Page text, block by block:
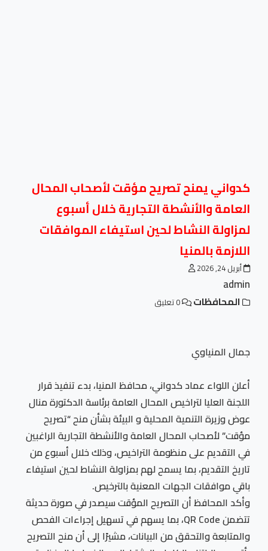
كدواني يمنح تصريح مؤقت لأصحاب المحال
العامة والأنشطة التجارية خلال أسبوع
لمزاولة النشاط لحين استيفاء الموافقات
اللازمة بالمنيا
أبريل 24, 2026
admin
المحافظات
جمال المنياوي
أعلن اللواء عماد كدواني، محافظ المنيا، بدء تنفيذ قرار
اللجنة العليا لتراخيص المحال العامة برئاسة الدكتورة منال
عوض وزيرة التنمية المحلية و البيئة بشأن منح “تصريح
مؤقت” لأصحاب المحال العامة والأنشطة التجارية الراغبين
في التقديم على منظومة التراخيص، وذلك خلال أسبوع من
تاريخ التقديم، بما يسمح لهم بمزاولة النشاط لحين استيفاء
باقي موافقات الجهات المعنية بالترخيص.
وأكد المحافظ أن التصريح المؤقت سيصدر في صورة حديثة
تتضمن QR Code، بما يسهم في تسهيل إجراءات الفحص
والمتابعة والتحقق من البيانات، مشيرًا إلى أن منح التصريح